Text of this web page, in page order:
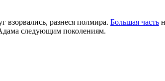
взорвались, разнеся полмира. Большая часть
следующим поколениям.